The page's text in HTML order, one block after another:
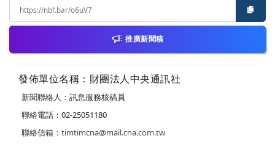
推廣新聞稿
發佈單位名稱：財團法人中央通訊社
新聞聯絡人：訊息服務核稿員
聯絡電話：02-25051180
聯絡信箱： timtimcna@mail.cna.com.tw